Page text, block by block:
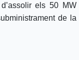
els 50 MW
de la